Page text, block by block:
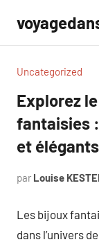
contenu
Uncategorized
Explorez
fantaisies
et élégants
par Louise
Les bijoux
dans l’univers